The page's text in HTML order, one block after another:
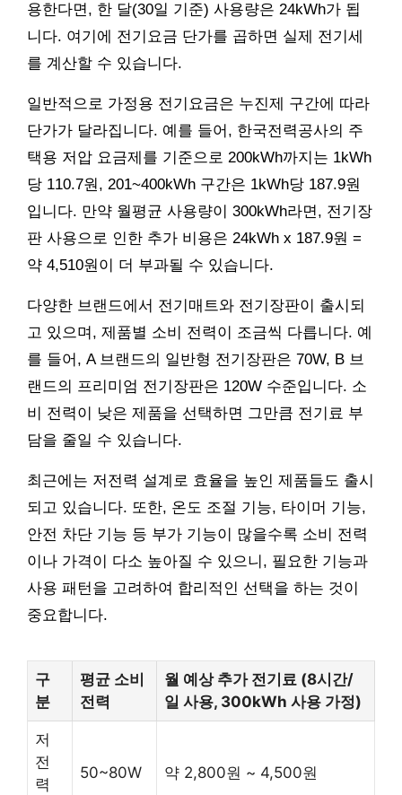
용한다면, 한 달(30일 기준) 사용량은 24kWh가 됩
니다. 여기에 전기요금 단가를 곱하면 실제 전기세
를 계산할 수 있습니다.
일반적으로 가정용 전기요금은 누진제 구간에 따라
단가가 달라집니다. 예를 들어, 한국전력공사의 주
택용 저압 요금제를 기준으로 200kWh까지는 1kWh
당 110.7원, 201~400kWh 구간은 1kWh당 187.9원
입니다. 만약 월평균 사용량이 300kWh라면, 전기장
판 사용으로 인한 추가 비용은 24kWh x 187.9원 =
약 4,510원이 더 부과될 수 있습니다.
다양한 브랜드에서 전기매트와 전기장판이 출시되
고 있으며, 제품별 소비 전력이 조금씩 다릅니다. 예
를 들어, A 브랜드의 일반형 전기장판은 70W, B 브
랜드의 프리미엄 전기장판은 120W 수준입니다. 소
비 전력이 낮은 제품을 선택하면 그만큼 전기료 부
담을 줄일 수 있습니다.
최근에는 저전력 설계로 효율을 높인 제품들도 출시
되고 있습니다. 또한, 온도 조절 기능, 타이머 기능,
안전 차단 기능 등 부가 기능이 많을수록 소비 전력
이나 가격이 다소 높아질 수 있으니, 필요한 기능과
사용 패턴을 고려하여 합리적인 선택을 하는 것이
중요합니다.
구
분
평균 소비
전력
월 예상 추가 전기료 (8시간/
일 사용, 300kWh 사용 가정)
저
전
력
50~80W 약 2,800원 ~ 4,500원